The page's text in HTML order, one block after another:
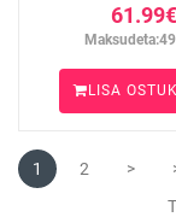
61.99€
LISA
1 2 >